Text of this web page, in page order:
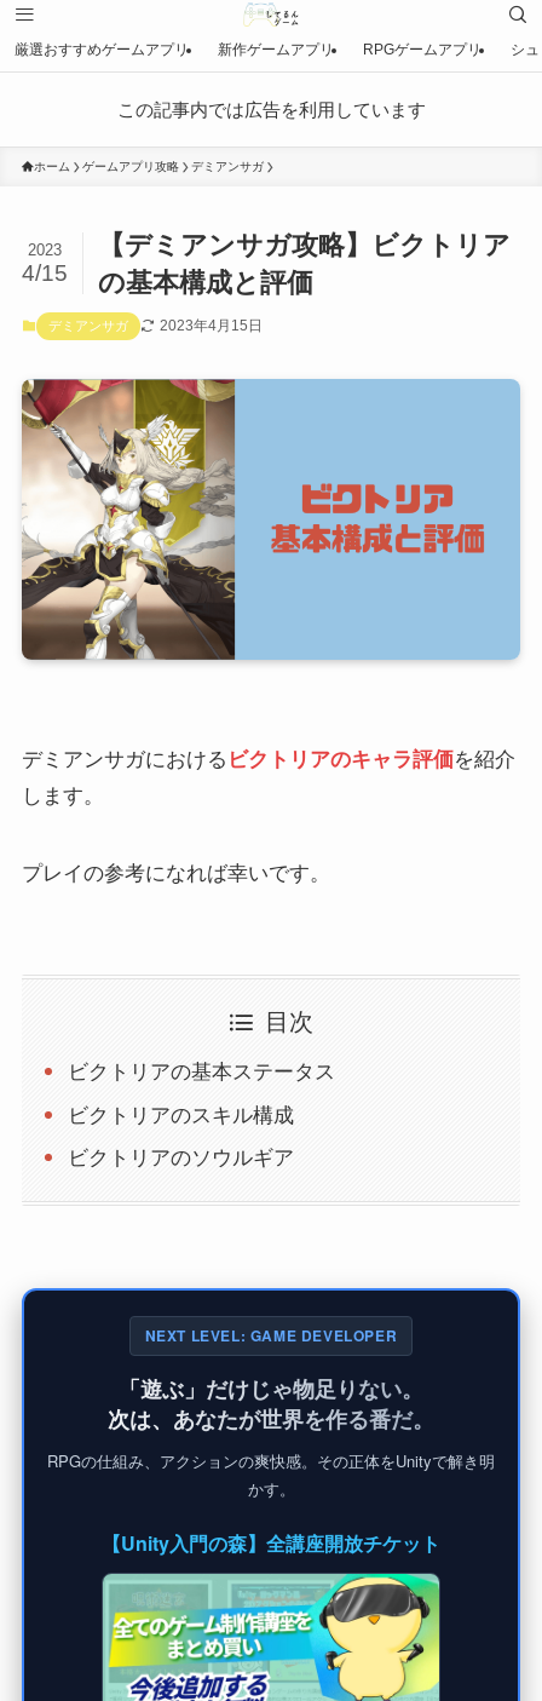
厳選おすすめゲームアプリ 新作ゲームアプリ RPGゲームアプリ シ
この記事内では広告を利用しています
ホーム ゲームアプリ攻略 デミアンサガ
【デミアンサガ攻略】ビクトリア
の基本構成と評価
2023
4/15
デミアンサガ 2023年4月15日
デミアンサガにおける ビクトリアのキャラ評価を紹介
します。
プレイの参考になれば幸いです。
目次
ビクトリアの基本ステータス
ビクトリアのスキル構成
ビクトリアのソウルギア
NEXT LEVEL: GAME DEVELOPER
「遊ぶ」だけじゃ物足りない。
次は、あなたが世界を作る番だ。
RPGの仕組み、アクションの爽快感。その正体をUnityで解き明
かす。
【Unity入門の森】全講座開放チケット